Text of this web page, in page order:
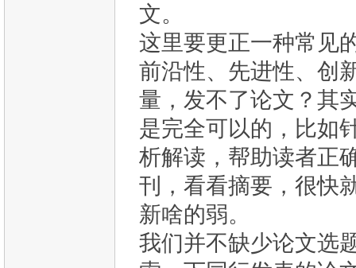
文。
这里要更正一种常见
前沿性、先进性、创
量，发不了论文？其
是完全可以的，比如
析解读，帮助读者正
刊，看看摘要，很快
新啥的弱。
我们并不缺少论文选